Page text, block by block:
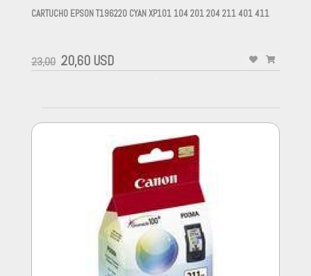
CARTUCHO EPSON T196220 CYAN XP101 104 201 204 211 401 411
23,00 20,60 USD